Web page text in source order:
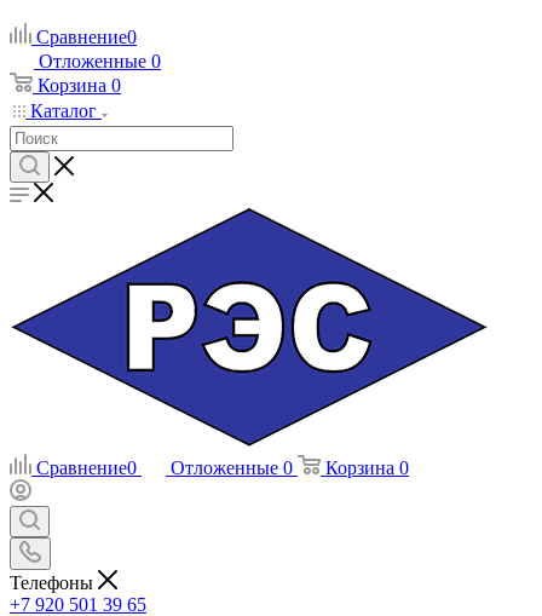
Сравнение0
Отложенные 0
Корзина 0
Каталог
Сравнение0 Отложенные 0 Корзина 0
Телефоны
+7 920 501 39 65